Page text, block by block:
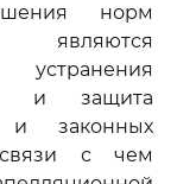
норм
являются
и защита
и законных
с чем